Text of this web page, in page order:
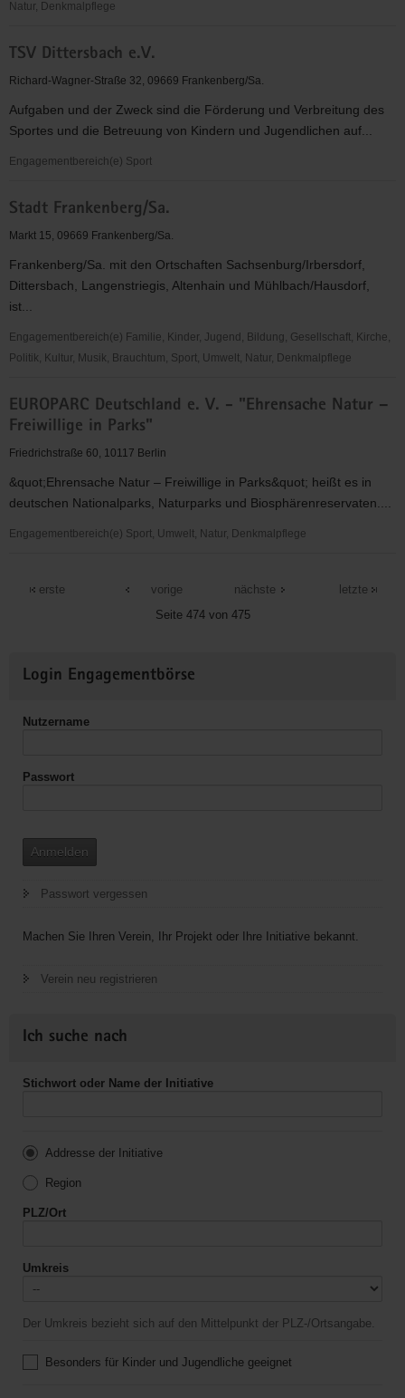
Natur, Denkmalpflege
Landfrauenverband
e.V.
TSV Dittersbach e.V.
Richard-Wagner-Straße 32, 09669 Frankenberg/Sa.
Aufgaben und der Zweck sind die Förderung und Verbreitung des
Sportes und die Betreuung von Kindern und Jugendlichen auf...
Engagementbereich(e) Sport
Dittersbach
e.V.
Stadt Frankenberg/Sa.
Markt 15, 09669 Frankenberg/Sa.
Frankenberg/Sa. mit den Ortschaften Sachsenburg/Irbersdorf,
Dittersbach, Langenstriegis, Altenhain und Mühlbach/Hausdorf,
ist...
Engagementbereich(e) Familie, Kinder, Jugend, Bildung, Gesellschaft, Kirche,
Politik, Kultur, Musik, Brauchtum, Sport, Umwelt, Natur, Denkmalpflege
Frankenberg/Sa.
EUROPARC Deutschland e. V. - "Ehrensache Natur –
Freiwillige in Parks"
Friedrichstraße 60, 10117 Berlin
&quot;Ehrensache Natur – Freiwillige in Parks&quot; heißt es in
deutschen Nationalparks, Naturparks und Biosphärenreservaten....
Engagementbereich(e) Sport, Umwelt, Natur, Denkmalpflege
Deutschland
"Ehrensache
Freiwillige
Parks"
erste
vorige
Seite 474 von 475
nächste letzte
Informationen
Login Engagementbörse
Nutzername
Passwort
Anmelden
Passwort vergessen
Machen Sie Ihren Verein, Ihr Projekt oder Ihre Initiative bekannt.
Verein neu registrieren
Ich suche nach
Stichwort oder Name der Initiative
Addresse der Initiative
Region
PLZ/Ort
Umkreis
Der Umkreis bezieht sich auf den Mittelpunkt der PLZ-/Ortsangabe.
Besonders für Kinder und Jugendliche geeignet